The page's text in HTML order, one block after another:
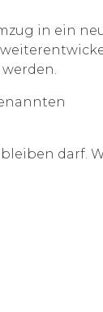
in ein
darf.